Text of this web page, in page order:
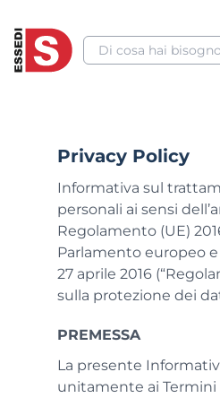
Privacy Policy
Informativa sul
personali ai sensi
Regolamento (UE)
Parlamento europeo
27 aprile 2016
sulla protezione dei
PREMESSA
La presente
unitamente ai Termini